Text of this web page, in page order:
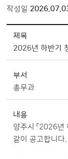
작성일
제목
2026년 하반기
부서
총무과
내용
양주시 「2026년
같이 공고합니다.